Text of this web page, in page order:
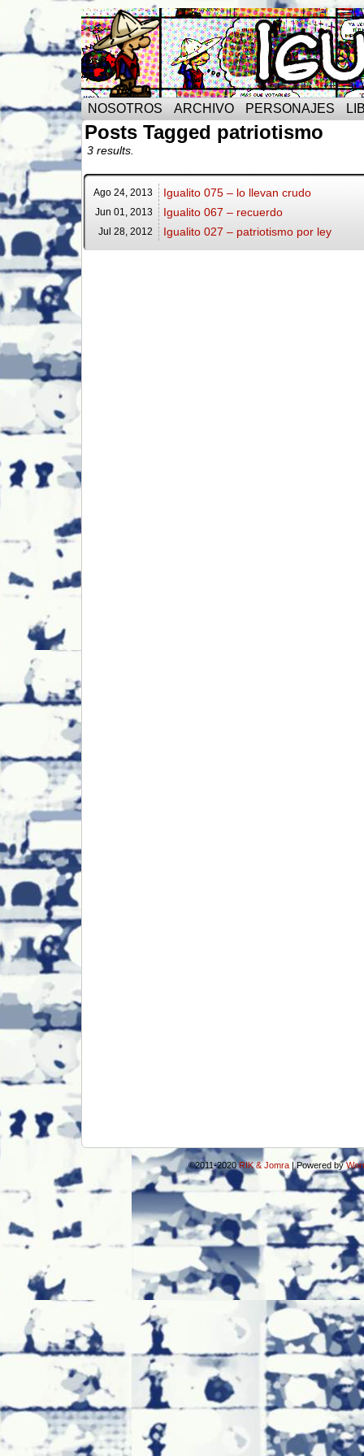
NOSOTROS ARCHIVO PERSONAJES
Posts Tagged patriotismo
3 results.
Ago 24, 2013 Igualito 075 – lo llevan crudo
Jun 01, 2013 Igualito 067 – recuerdo
Jul 28, 2012 Igualito 027 – patriotismo por ley
©2011-2020RIK & Jomra |Powered by